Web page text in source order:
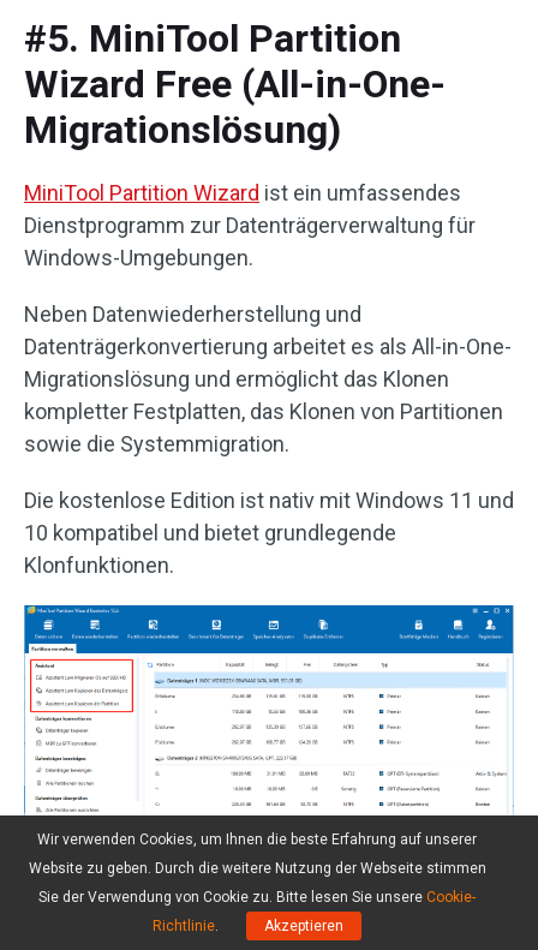
#5. MiniTool Partition
Wizard Free (All-in-One-
Migrationslösung)
MiniTool Partition Wizard ist ein umfassendes
Dienstprogramm zur Datenträgerverwaltung für
Windows-Umgebungen.
Neben Datenwiederherstellung und
Datenträgerkonvertierung arbeitet es als All-in-One-
Migrationslösung und ermöglicht das Klonen
kompletter Festplatten, das Klonen von Partitionen
sowie die Systemmigration.
Die kostenlose Edition ist nativ mit Windows 11 und
10 kompatibel und bietet grundlegende
Klonfunktionen.
Wir verwenden Cookies, um Ihnen die beste Erfahrung auf unserer
Website zu geben. Durch die weitere Nutzung der Webseite stimmen
Sie der Verwendung von Cookie zu. Bitte lesen Sie unsere Cookie-
Richtlinie. Akzeptieren